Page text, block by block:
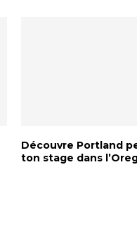
Découvre Portland
ton stage dans